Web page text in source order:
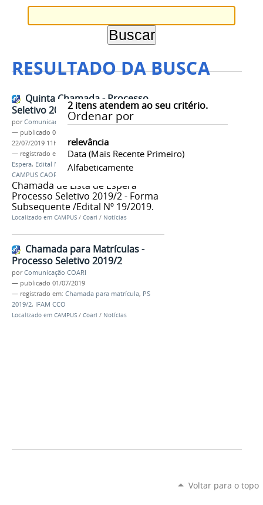
RESULTADO DA BUSCA
2itens atendem ao seu critério.
Ordenar por
relevância
Data (mais Recente Primeiro)
Alfabeticamente
Quinta Chamada - Processo
Seletivo 2019/2
porComunicação COARI
— publicado 08/07/2019
22/07/2019 11h41
— registrado em:
Segunda Chamada,Lista de
Espera, Edital Nº 19/2019 PS 2019/2
IFAM
CAMPUS CAORI
Chamada de Lista de Espera
Processo Seletivo 2019/2 - Forma
Subsequente /Edital Nº 19/2019.
Localizado em CAMPUS / Coari / Notícias
Chamada para Matrículas -
Processo Seletivo 2019/2
porComunicação COARI
— publicado 01/07/2019
— registrado em: Chamada para matrícula, PS
2019/2, IFAM CCO
Localizado em CAMPUS / Coari / Notícias
Voltar para o topo